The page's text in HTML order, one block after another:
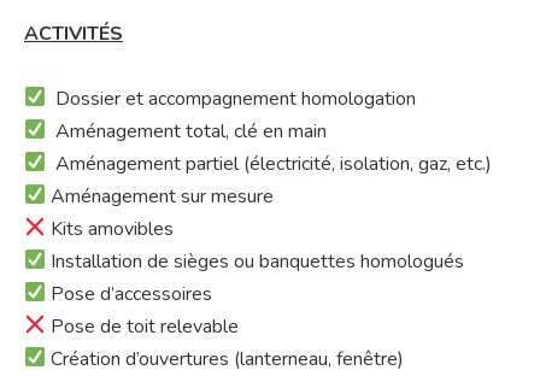
ACTIVITÉS
Dossier et accompagnement homologation
Aménagement total, clé en main
Aménagement partiel (électricité, isolation, gaz, etc.)
Aménagement sur mesure
Kits amovibles
Installation de sièges ou banquettes homologués
Pose d’accessoires
Pose de toit relevable
Création d’ouvertures (lanterneau, fenêtre)